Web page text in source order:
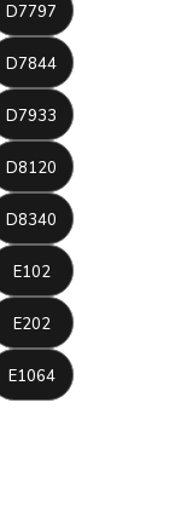
D7797
D7844
D7933
D8120
D8340
E102
E202
E1064